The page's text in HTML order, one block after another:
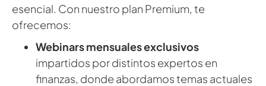
esencial. Con nuestro plan Premium, te
ofrecemos:
Webinars mensuales exclusivos
impartidos por distintos expertos en
finanzas, donde abordamos temas actuales